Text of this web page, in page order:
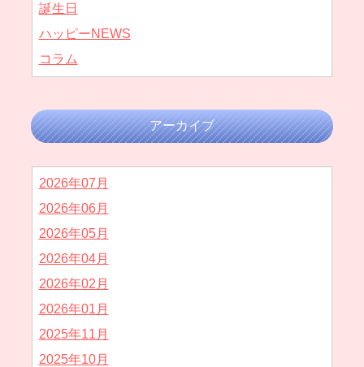
誕生日
ハッピーNEWS
コラム
アーカイブ
2026年07月
2026年06月
2026年05月
2026年04月
2026年02月
2026年01月
2025年11月
2025年10月